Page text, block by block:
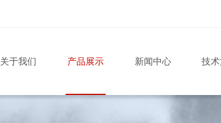
关于我们 产品展示 新闻中心 技